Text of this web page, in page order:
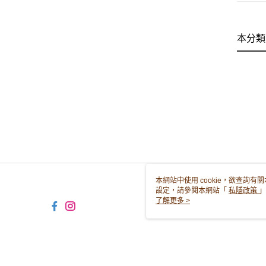
本分
本網站中使用 cookie，欲查詢有
設定，請參閱本網站「 私隱政策
用 cookie。
了解更多 >